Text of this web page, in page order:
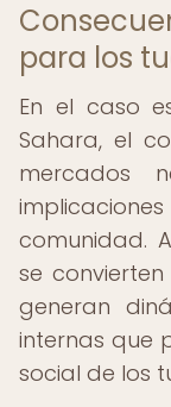
para los
En el caso
Sahara, el
mercados
comunidad.
se
generan
internas que
social de los